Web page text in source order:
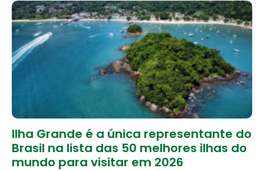
Ilha Grande é a única representante do
Brasil na lista das 50 melhores ilhas do
mundo para visitar em 2026